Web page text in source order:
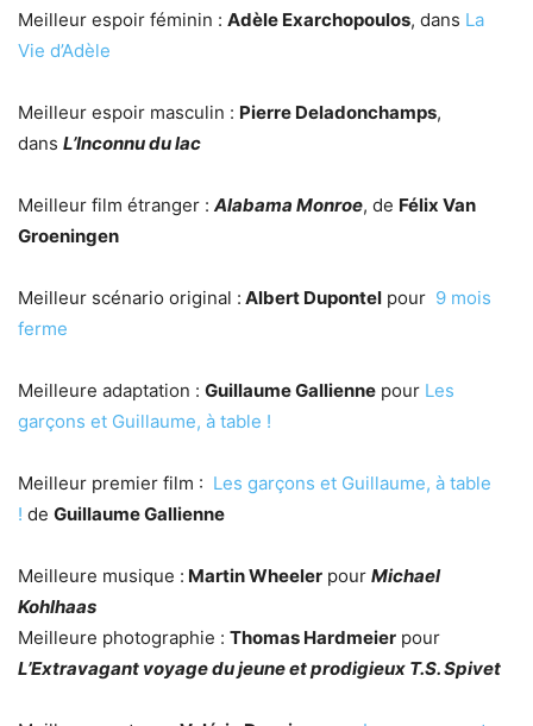
Meilleur espoir féminin : Adèle Exarchopoulos, dans La
Vie d’Adèle
Meilleur espoir masculin : Pierre Deladonchamps,
dans L’Inconnu du lac
Meilleur film étranger : Alabama Monroe, de Félix Van
Groeningen
Meilleur scénario original : Albert Dupontel pour 9 mois
ferme
Meilleure adaptation : Guillaume Gallienne pour Les
garçons et Guillaume, à table !
Meilleur premier film : Les garçons et Guillaume, à table
! de Guillaume Gallienne
Meilleure musique : Martin Wheeler pour Michael
Kohlhaas
Meilleure photographie : Thomas Hardmeier pour
L’Extravagant voyage du jeune et prodigieux T.S. Spivet